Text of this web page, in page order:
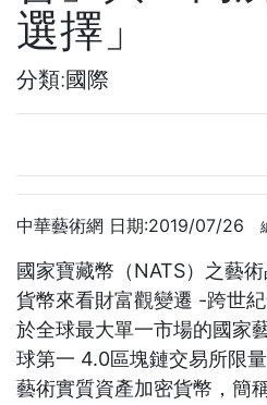
選擇」
分類:國際
中華藝術網 日期:2019/07/26
國家寶藏幣（NATS）之藝
貨幣來看財富觀變遷 -跨世
於全球最大單一市場的國家
球第一 4.0區塊鏈交易所限
藝術實質資產加密貨幣，簡